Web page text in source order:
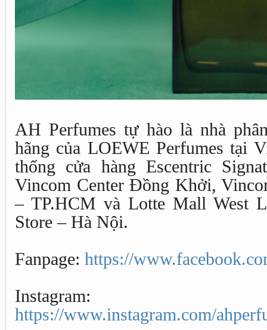
AH Perfumes tự hào là nhà
hãng của LOEWE Perfumes tại
thống cửa hàng Escentric
Vincom Center Đồng Khởi,
– TP.HCM và Lotte Mall West
Store – Hà Nội.
Fanpage: https://
Instagram:
https://www.instagram.com/